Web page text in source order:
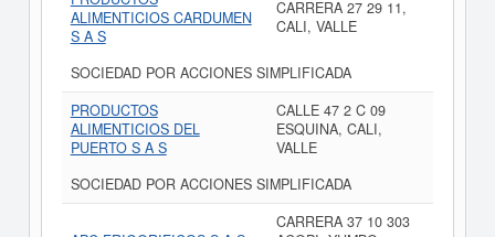
ALIMENTICIOS CARDUMEN
S A S
CARRERA 27 29 11,
CALI, VALLE
SOCIEDAD POR ACCIONES SIMPLIFICADA
PRODUCTOS
ALIMENTICIOS DEL
PUERTO S A S
CALLE 47 2 C 09
ESQUINA, CALI,
VALLE
SOCIEDAD POR ACCIONES SIMPLIFICADA
CARRERA 37 10 303